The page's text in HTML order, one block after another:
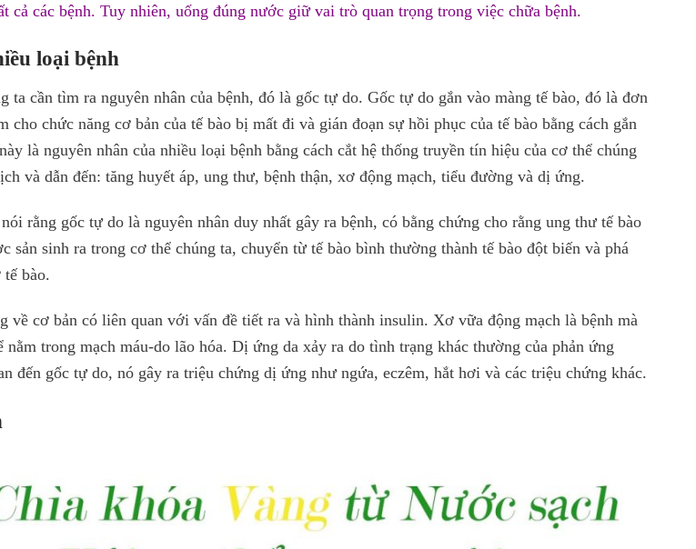
cả các bệnh. Tuy nhiên, uống đúng nước giữ vai trò quan trọng trong việc chữa bệnh.
loại bệnh
ta cần tìm ra nguyên nhân của bệnh, đó là gốc tự do. Gốc tự do gắn vào màng tế bào, đó là đơn
cho chức năng cơ bản của tế bào bị mất đi và gián đoạn sự hồi phục của tế bào bằng cách gắn
là nguyên nhân của nhiều loại bệnh bằng cách cắt hệ thống truyền tín hiệu của cơ thể chúng
và dẫn đến: tăng huyết áp, ung thư, bệnh thận, xơ động mạch, tiểu đường và dị ứng.
rằng gốc tự do là nguyên nhân duy nhất gây ra bệnh, có bằng chứng cho rằng ung thư tế bào
sản sinh ra trong cơ thể chúng ta, chuyển từ tế bào bình thường thành tế bào đột biến và phá
bào.
về cơ bản có liên quan với vấn đề tiết ra và hình thành insulin. Xơ vữa động mạch là bệnh mà
trong mạch máu-do lão hóa. Dị ứng da xảy ra do tình trạng khác thường của phản ứng
đến gốc tự do, nó gây ra triệu chứng dị ứng như ngứa, eczêm, hắt hơi và các triệu chứng khác.